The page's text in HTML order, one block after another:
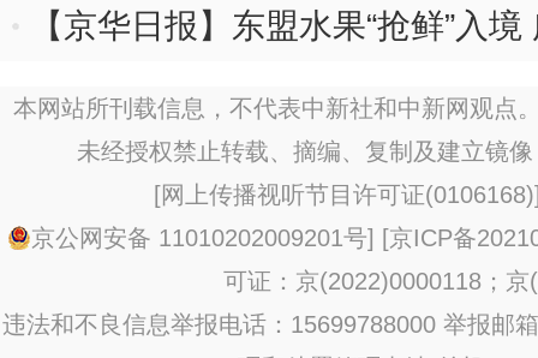
【京华日报】东盟水果“抢鲜”入
进口增长明显
本网站所刊载信息，不代表中新社和中新网观点
未经授权禁止转载、摘编、复制及建立镜
[网上传播视听节目许可证(0106168)
京公网安备 11010202009201号] [京ICP备
可证：京(2022)0000118；京
违法和不良信息举报电话：15699788000 举报邮